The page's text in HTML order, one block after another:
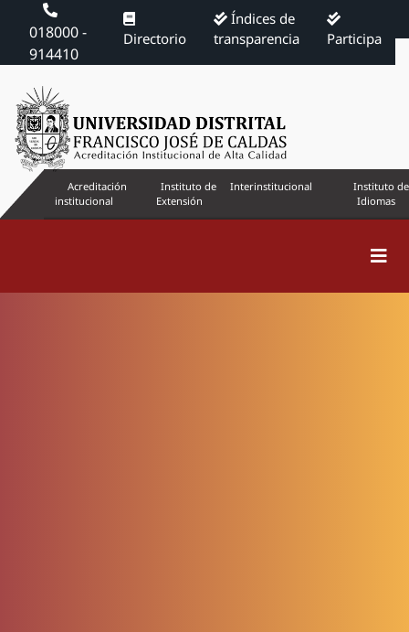
018000 -
914410
Directorio
Índices de
transparencia
Participa
Acreditación
institucional
Instituto de
Extensión
Interinstitucional
Instituto de
Idiomas